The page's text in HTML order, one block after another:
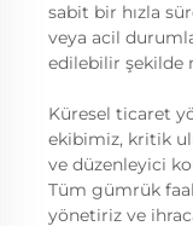
sabit bir hızla
veya acil
edilebilir şekilde
Küresel ticaret
ekibimiz, kritik
ve düzenleyici
Tüm gümrük
yönetiriz ve